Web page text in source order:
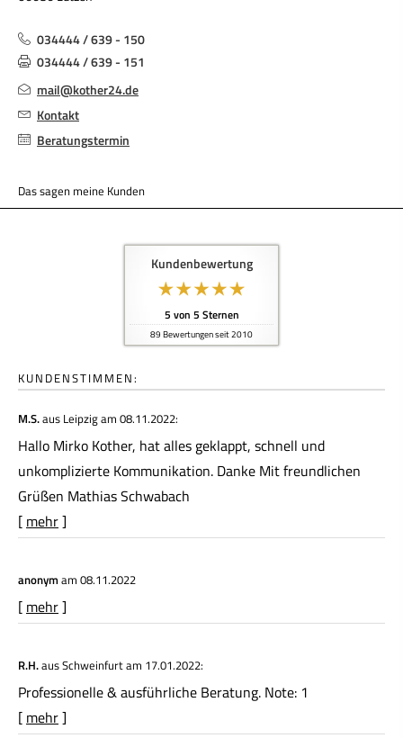
034444 / 639 - 150
034444 / 639 - 151
mail@kother24.de
Kontakt
Beratungstermin
Das sagen meine Kunden
Kundenbewertung
5 von 5 Sternen
89 Bewertungen seit 2010
KUNDENSTIMMEN:
M.S.aus Leipzigam 08.11.2022:
Hallo Mirko Kother, hat alles geklappt, schnell und
unkomplizierte Kommunikation. Danke Mit freundlichen
Grüßen Mathias Schwabach
[ mehr]
anonymam 08.11.2022
[ mehr]
R.H.aus Schweinfurtam 17.01.2022:
Professionelle & ausführliche Beratung. Note: 1
[ mehr]